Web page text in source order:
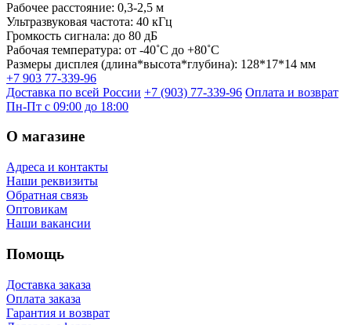
Рабочее расстояние: 0,3-2,5 м
Ультразвуковая частота: 40 кГц
Громкость сигнала: до 80 дБ
Рабочая температура: от -40˚С до +80˚С
Размеры дисплея (длина*высота*глубина): 128*17*14 мм
+7 903 77-339-96
Доставка по всей России +7 (903) 77-339-96 Оплата и возврат
Пн-Пт с 09:00 до 18:00
О магазине
Адреса и контакты
Наши реквизиты
Обратная связь
Оптовикам
Наши вакансии
Помощь
Доставка заказа
Оплата заказа
Гарантия и возврат